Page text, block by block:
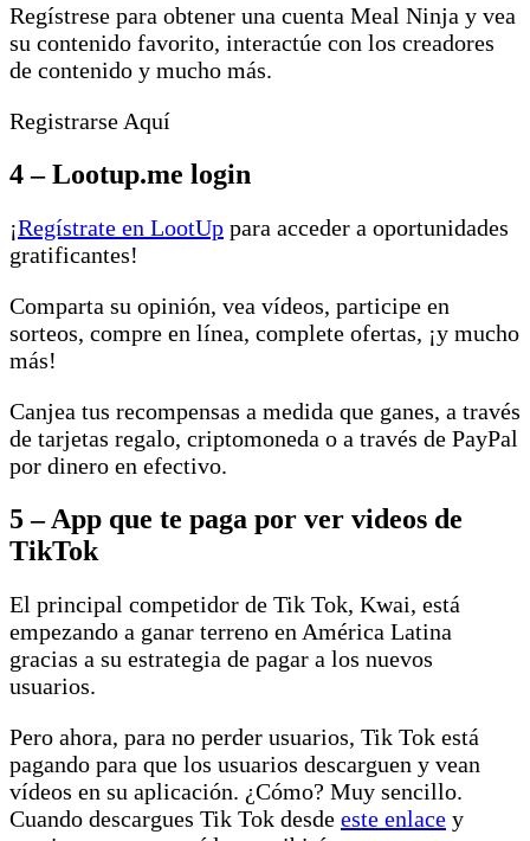
Regístrese para obtener una cuenta Meal Ninja y vea
su contenido favorito, interactúe con los creadores
de contenido y mucho más.
Registrarse Aquí
4 – Lootup.me login
¡Regístrate en LootUp para acceder a oportunidades
gratificantes!
Comparta su opinión, vea vídeos, participe en
sorteos, compre en línea, complete ofertas, ¡y mucho
más!
Canjea tus recompensas a medida que ganes, a través
de tarjetas regalo, criptomoneda o a través de PayPal
por dinero en efectivo.
5 – App que te paga por ver videos de
TikTok
El principal competidor de Tik Tok, Kwai, está
empezando a ganar terreno en América Latina
gracias a su estrategia de pagar a los nuevos
usuarios.
Pero ahora, para no perder usuarios, Tik Tok está
pagando para que los usuarios descarguen y vean
vídeos en su aplicación. ¿Cómo? Muy sencillo.
Cuando descargues Tik Tok desde este enlace y